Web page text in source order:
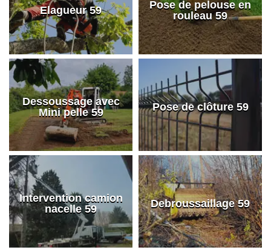
Elagueur 59
Pose de pelouse en
rouleau 59
Dessoussage avec
Mini pelle 59
Pose de clôture 59
Intervention camion
nacelle 59
Debroussaillage 59